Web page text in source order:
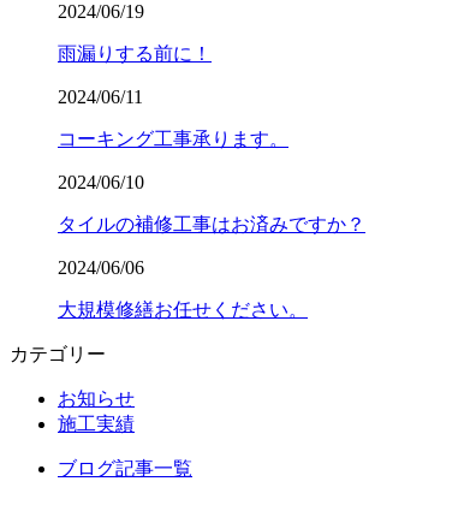
2024/06/19
雨漏りする前に！
2024/06/11
コーキング工事承ります。
2024/06/10
タイルの補修工事はお済みですか？
2024/06/06
大規模修繕お任せください。
カテゴリー
お知らせ
施工実績
ブログ記事一覧